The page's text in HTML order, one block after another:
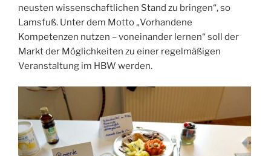
neusten wissenschaftlichen Stand zu bringen“, so
Lamsfuß. Unter dem Motto „Vorhandene
Kompetenzen nutzen – voneinander lernen“ soll der
Markt der Möglichkeiten zu einer regelmäßigen
Veranstaltung im HBW werden.